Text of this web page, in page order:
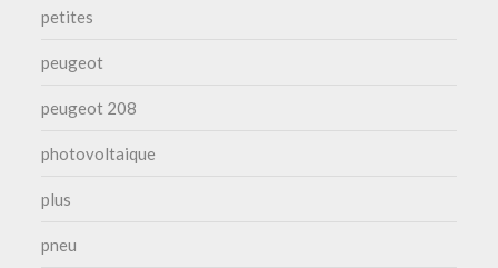
petites
peugeot
peugeot 208
photovoltaique
plus
pneu